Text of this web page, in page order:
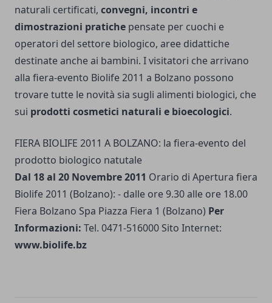
naturali certificati, convegni, incontri e
dimostrazioni pratiche pensate per cuochi e
operatori del settore biologico, aree didattiche
destinate anche ai bambini. I visitatori che arrivano
alla fiera-evento Biolife 2011 a Bolzano possono
trovare tutte le novità sia sugli alimenti biologici, che
sui prodotti cosmetici naturali e bioecologici.
FIERA BIOLIFE 2011 A BOLZANO: la fiera-evento del
prodotto biologico natutale
Dal 18 al 20 Novembre 2011 Orario di Apertura fiera
Biolife 2011 (Bolzano): - dalle ore 9.30 alle ore 18.00
Fiera Bolzano Spa Piazza Fiera 1 (Bolzano) Per
Informazioni: Tel. 0471-516000 Sito Internet:
www.biolife.bz